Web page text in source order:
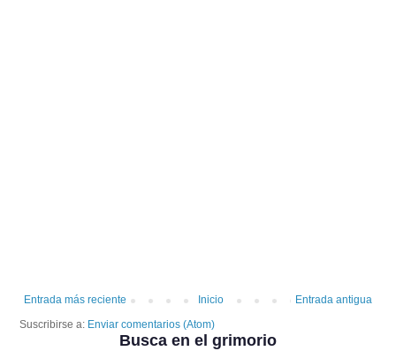
Entrada más reciente Entrada antigua
Inicio
Suscribirse a: Enviar comentarios (Atom)
Busca en el grimorio